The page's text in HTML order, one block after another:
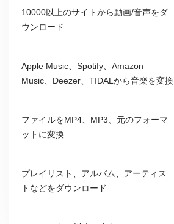
10000以上のサイトから動画/音声をダ
ウンロード
Apple Music、Spotify、Amazon
Music、Deezer、TIDALから音楽を変換
ファイルをMP4、MP3、元のフォーマ
ットに変換
プレイリスト、アルバム、アーティス
トなどをダウンロード